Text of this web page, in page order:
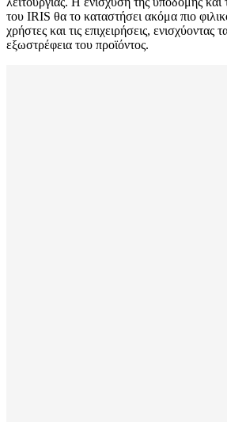
του IRIS θα το καταστήσει ακόμα πιο
χρήστες και τις επιχειρήσεις, ενισχύοντας
εξωστρέφεια του προϊόντος.